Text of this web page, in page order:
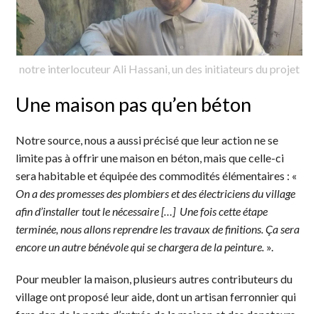
notre interlocuteur Ali Hassani, un des initiateurs du projet
Une maison pas qu’en béton
Notre source, nous a aussi précisé que leur action ne se
limite pas à offrir une maison en béton, mais que celle-ci
sera habitable et équipée des commodités élémentaires : «
On a des promesses des plombiers et des électriciens du village
afin d’installer tout le nécessaire […] Une fois cette étape
terminée, nous allons reprendre les travaux de finitions. Ça sera
encore un autre bénévole qui se chargera de la peinture. ».
Pour meubler la maison, plusieurs autres contributeurs du
village ont proposé leur aide, dont un artisan ferronnier qui